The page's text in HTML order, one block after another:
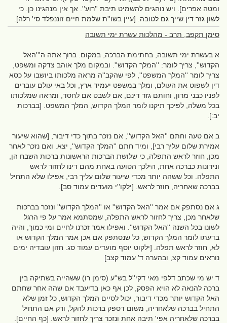
ומטה אפרים]. ויש נוהגים להשמיט תיבת ''רוע''. אך אין מנהגינו כן. כי
לשון גזר דין שייך גם לטובה. [עיין בשו''ת שלמת חיים זוננפלד סי' רלה].
סימן תקפב, תרב - מהלכות עשרת ימי תשובה
א בעשרת ימי תשובה, בחתימת הברכה, במקום: ברוך אתה ה'''האל
הקדוש'', צריך לומר: ''המלך הקדוש''. ובמקום מלך אוהב צדקה ומשפט,
צריך לומר ''המלך המשפט'', לפי שהקב''ה מראה מלכותו ביושבו על כסא
דין לשפוט את העולם, ומלך במשפט יעמיד ארץ, וכל באי עולם עוברים
לפניו כבני מרון, וחותם גזר דינם, אם לשבט אם לחסד, ומראה שמלכותו
בכל משלה, לפיכך תיקנו לומר המלך הקדוש, המלך המשפט. [בברכות
יב:].
ב אם טעה וחתם ''האל הקדוש'', אם נזכר בתוך כדי דיבור, [שהוא שיעור
אמירת שלום עליך רבי], ומיד חתם ''המלך הקדוש'', יצא. ואם נזכר לאחר
מכן, חוזר לראש התפלה, כי שלושת הברכות הראשונות ברכות השבח הן,
ונידונות כברכה אחת, הילכך הטועה באחת מהם דינו לחזור לראש
התפלה. וכל ששהה יותר מכדי שיעור שלום עליך רבי, אפילו שלא התחיל
בברכה שאחריה, חוזר לראש. [ילקו''י מועדים עמוד סב].
ג אם נסתפק אם אמר ''האל הקדוש'' או ''המלך הקדוש'' ונזכר בברכות
שלאחר מכן, צריך לחזור לראש התפלה, שמסתמא אמר על פי הרגל
לשונו בכל השנה ''האל הקדוש''. ואפילו אמר זכרנו לחיים ומי כמוך, והיה
בדעתו לומר המלך הקדוש, כל שנסתפק אם אכן אמר המלך הקדוש או
לא, חוזר לראש תפלה. [ילקוט יוסף מועדים עמוד סג. חזון עובדיה ימים
נוראים עמוד קצ, ובהערה ד' עמוד קצב]
ד יש מי שכתב דלפי מאי דקי''ל בש''ע (סימן רו) ששהייה בשתיקה בין
ברכה להנאה לא הויא הפסק, לכן אף כאן בדיעבד אם שהה אחר שחתם
האל הקדוש יותר מכדי דיבור, יכול לסיים המלך הקדוש, כל זמן שלא
התחיל בברכה שלאחריה, משום דספק ברכות להקל, ורק אם התחיל
בברכה שלאחריה אפי' תיבה אחת ונזכר צריך לחזור לראש. [כף החיים].